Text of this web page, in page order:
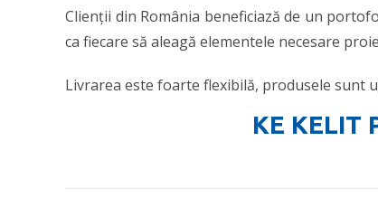
Clienții din România beneficiază de un
ca fiecare să aleagă elementele necesare
Livrarea este foarte flexibilă, produsele sunt
KE KELIT